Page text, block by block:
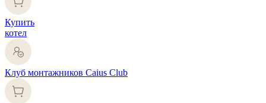
Купить
котел
Клуб монтажников Caius Club